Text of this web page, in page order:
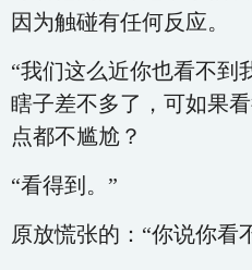
因为触碰有任何反应。
“我们这么近你也看不到
瞎子差不多了，可如果
点都不尴尬？
“看得到。”
原放慌张的：“你说你看